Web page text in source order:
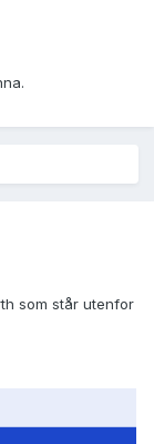
som står utenfor